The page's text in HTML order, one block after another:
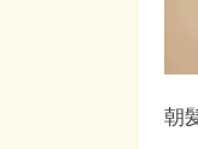
朝